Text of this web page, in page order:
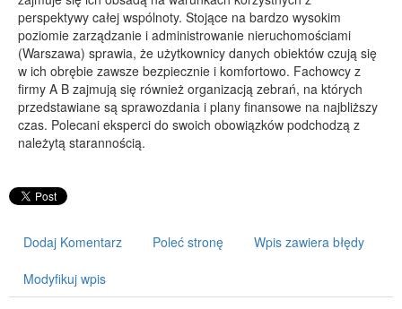
Przemysł Metalowy
PRZEWÓZ
Transport
Części Samochodowe
Wynajem
Salony, Komisy
Agencje Reklamowe
Materiały Reklamowe
Inne Agencje
perspektywy całej wspólnoty. Stojące na bardzo wysokim
poziomie zarządzanie i administrowanie nieruchomościami
(Warszawa) sprawia, że użytkownicy danych obiektów czują się
w ich obrębie zawsze bezpiecznie i komfortowo. Fachowcy z
firmy A B zajmują się również organizacją zebrań, na których
przedstawiane są sprawozdania i plany finansowe na najbliższy
czas. Polecani eksperci do swoich obowiązków podchodzą z
należytą starannością.
Dodaj Komentarz Poleć stronę Wpis zawiera błędy
Modyfikuj wpis